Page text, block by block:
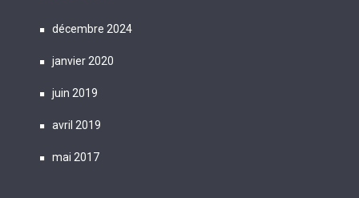
décembre 2024
janvier 2020
juin 2019
avril 2019
mai 2017